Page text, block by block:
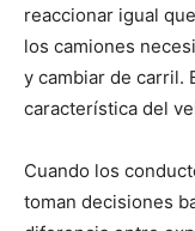
reaccionar igual
los camiones
y cambiar de carril.
característica del
Cuando los
toman decisiones